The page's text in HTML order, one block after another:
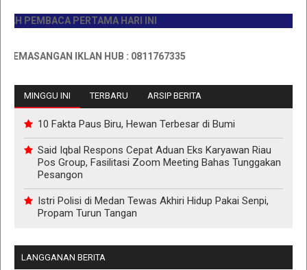
HARI INI
IKLAN HUB : 0811767335
MINGGU INI TERBARU ARSIP BERITA
10 Fakta Paus Biru, Hewan Terbesar di Bumi
Said Iqbal Respons Cepat Aduan Eks Karyawan Riau
Pos Group, Fasilitasi Zoom Meeting Bahas Tunggakan
Pesangon
Istri Polisi di Medan Tewas Akhiri Hidup Pakai Senpi,
Propam Turun Tangan
LANGGANAN BERITA